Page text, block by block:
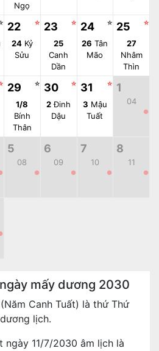
Ngọ
22 ☆
24Kỷ
Sửu
23 ☆
25
Canh
Dần
24 ☆
26 Tân
Mão
25 ☆
27
Nhâm
Thìn
29 ☆
1/8
Bính
Thân
30 ☆
2Đinh
Dậu
31 ☆
3 Mậu
Tuất
1
04
●
5
08
●
6
09
●
7
10
●
8
11
●
mấy dương 2030
Canh Tuất) là thứ Thứ
lịch.
ngày 11/7/2030 âm lịch là